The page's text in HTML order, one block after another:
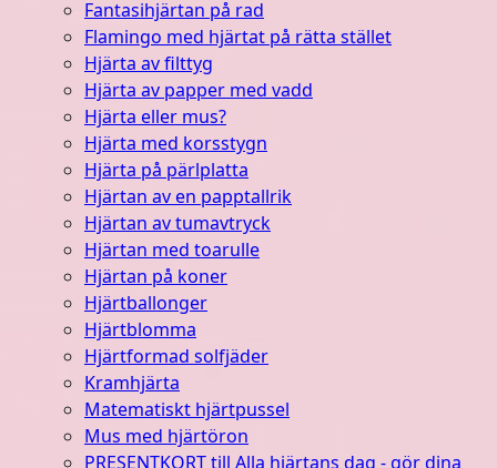
Fantasihjärtan på rad
Flamingo med hjärtat på rätta stället
Hjärta av filttyg
Hjärta av papper med vadd
Hjärta eller mus?
Hjärta med korsstygn
Hjärta på pärlplatta
Hjärtan av en papptallrik
Hjärtan av tumavtryck
Hjärtan med toarulle
Hjärtan på koner
Hjärtballonger
Hjärtblomma
Hjärtformad solfjäder
Kramhjärta
Matematiskt hjärtpussel
Mus med hjärtöron
PRESENTKORT till Alla hjärtans dag - gör dina